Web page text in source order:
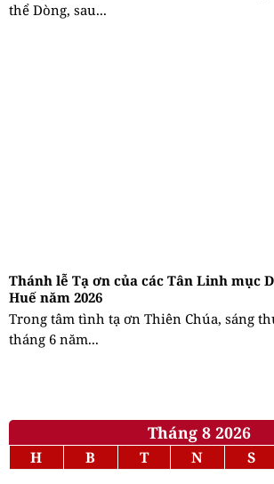
thể Dòng, sau...
Thánh lễ Tạ ơn của các Tân Linh mục
Huế năm 2026
Trong tâm tình tạ ơn Thiên Chúa, sáng
tháng 6 năm...
Tháng 8 2026
H B T N S